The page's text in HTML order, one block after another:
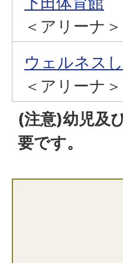
＜アリーナ＞
ウェルネス
＜アリーナ＞
(注意)幼児及
要です。